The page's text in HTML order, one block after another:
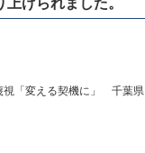
げられました。
「変える契機に」 千葉県